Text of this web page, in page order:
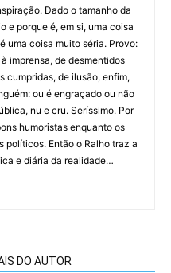
Dado o tamanho da
e porque é, em si, uma coisa
uma coisa muito séria. Provo:
imprensa, de desmentidos
cumpridas, de ilusão, enfim,
ou é engraçado ou não
nu e cru. Seríssimo. Por
humoristas enquanto os
políticos. Então o Ralho traz a
e diária da realidade…
DO AUTOR